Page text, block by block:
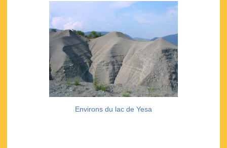
Environs du lac de Yesa